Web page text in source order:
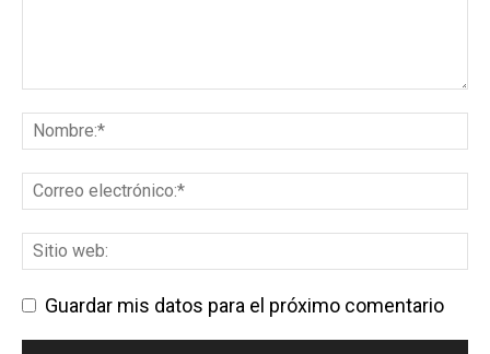
Guardar mis datos para el próximo comentario